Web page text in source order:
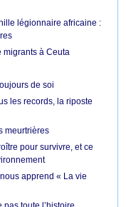
légionnaire africaine :
migrants à Ceuta
de soi
les records, la riposte
meurtrières
pour survivre, et ce
apprend « La vie